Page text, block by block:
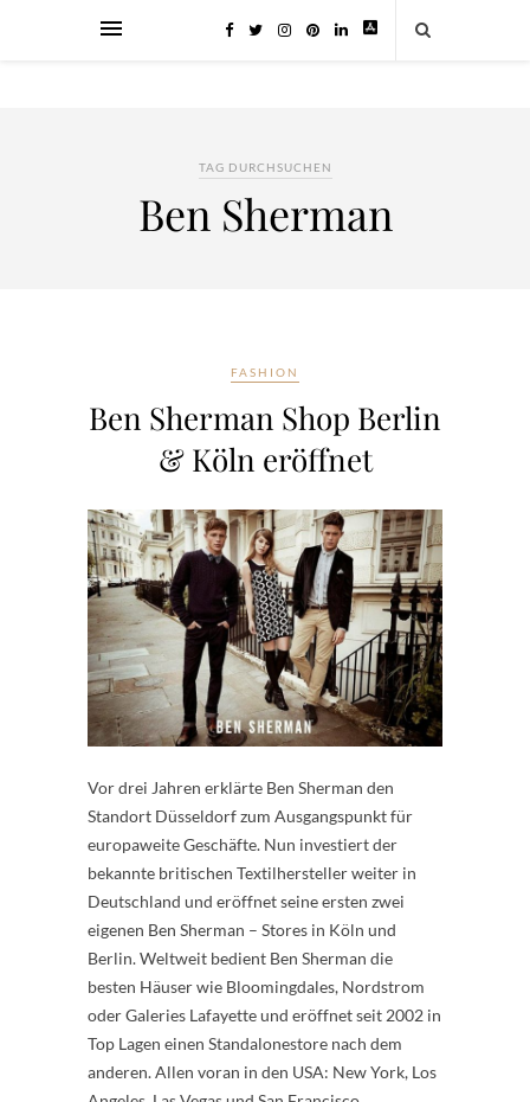
TAG DURCHSUCHEN
Ben Sherman
FASHION
Ben Sherman Shop Berlin
& Köln eröffnet
Vor drei Jahren erklärte Ben Sherman den
Standort Düsseldorf zum Ausgangspunkt für
europaweite Geschäfte. Nun investiert der
bekannte britischen Textilhersteller weiter in
Deutschland und eröffnet seine ersten zwei
eigenen Ben Sherman – Stores in Köln und
Berlin. Weltweit bedient Ben Sherman die
besten Häuser wie Bloomingdales, Nordstrom
oder Galeries Lafayette und eröffnet seit 2002 in
Top Lagen einen Standalonestore nach dem
anderen. Allen voran in den USA: New York, Los